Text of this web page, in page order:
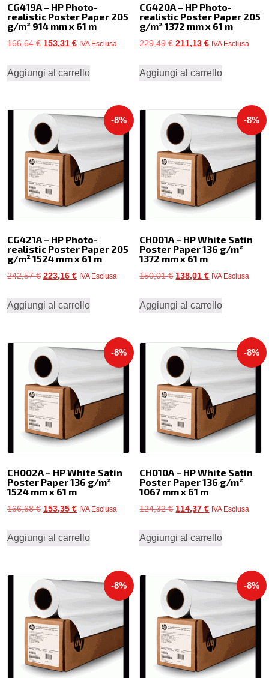
CG419A – HP Photo-
realistic Poster Paper 205
g/m² 914 mm x 61 m
166,64€ Il
originale
153,31 €Il
attuale
153,31 €.
IVA Esclusa
Aggiungi al carrello
CG420A – HP Photo-
realistic Poster Paper 205
g/m² 1372 mm x 61 m
229,49€ Il
originale
211,13€Il
attuale
211,13 €.
IVA Esclusa
Aggiungi al carrello
-8%
CG421A – HP Photo-
realistic Poster Paper 205
g/m² 1524 mm x 61 m
242,57€ Il
originale
223,16 €Il
attuale
223,16 €.
IVA Esclusa
Aggiungi al carrello
-8%
CH001A – HP White Satin
Poster Paper 136 g/m²
1372 mm x 61 m
150,01€ Il
originale
138,01€Il
attuale
138,01 €.
IVA Esclusa
Aggiungi al carrello
-8%
CH002A – HP White Satin
Poster Paper 136 g/m²
1524 mm x 61 m
166,68€ Il
originale
153,35 €Il
attuale
153,35 €.
IVA Esclusa
Aggiungi al carrello
-8%
CH010A – HP White Satin
Poster Paper 136 g/m²
1067 mm x 61 m
124,32€ Il
originale
114,37€Il
attuale
114,37 €.
IVA Esclusa
Aggiungi al carrello
-8% -8%